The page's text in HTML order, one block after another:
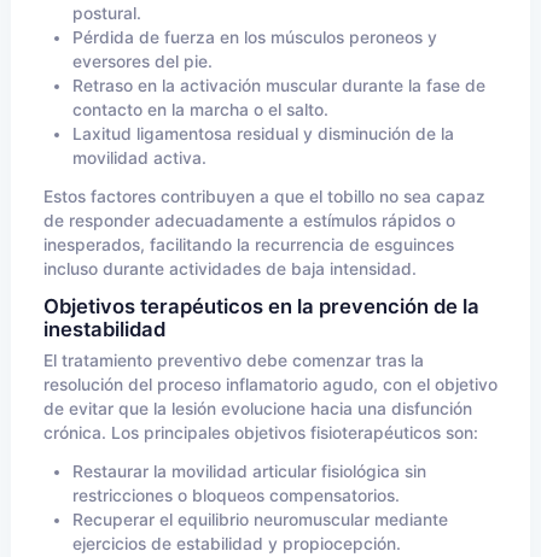
postural.
Pérdida de fuerza en los músculos peroneos y
eversores del pie.
Retraso en la activación muscular durante la fase de
contacto en la marcha o el salto.
Laxitud ligamentosa residual y disminución de la
movilidad activa.
Estos factores contribuyen a que el tobillo no sea capaz
de responder adecuadamente a estímulos rápidos o
inesperados, facilitando la recurrencia de esguinces
incluso durante actividades de baja intensidad.
Objetivos terapéuticos en la prevención de la
inestabilidad
El tratamiento preventivo debe comenzar tras la
resolución del proceso inflamatorio agudo, con el objetivo
de evitar que la lesión evolucione hacia una disfunción
crónica. Los principales objetivos fisioterapéuticos son:
Restaurar la movilidad articular fisiológica sin
restricciones o bloqueos compensatorios.
Recuperar el equilibrio neuromuscular mediante
ejercicios de estabilidad y propiocepción.